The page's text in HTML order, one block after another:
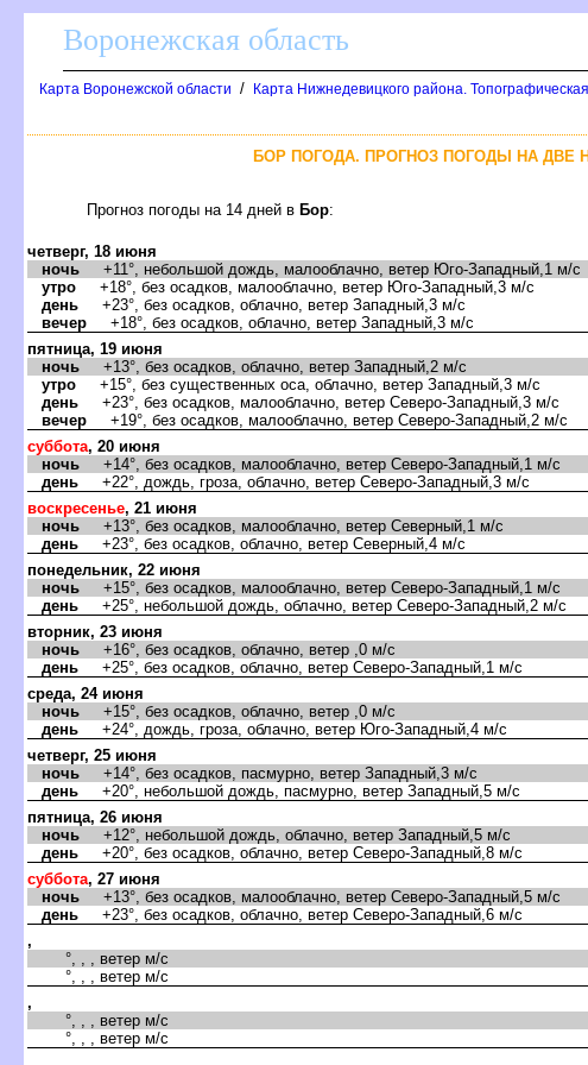
оронежская область
Карта Воронежской области / Карта Нижнедевицкого района.
БОР ПОГОДА. ПРОГНОЗ ПОГОДЫ НА ДВЕ
Прогноз погоды на 14 дней Бор:
четверг, 18 июня
ночь +11°, небольшой дождь, малооблачно, ветер Юго-Западный,1 м/с
утро +18°, без осадков, малооблачно, ветер Юго-Западный,3 м/с
день +23°, без осадков, облачно, ветер Западный,3 м/с
ечер +18°, без осадков, облачно, ветер Западный,3 м/с
пятница, 19 июня
ночь +13°, без осадков, облачно, ветер Западный,2 м/с
утро +15°, без существенных оса, облачно, ветер Западный,3 м/с
день +23°, без осадков, малооблачно, ветер Северо-Западный,3 м/с
ечер +19°, без осадков, малооблачно, ветер Северо-Западный,2 м/с
суббота, 20 июня
ночь +14°, без осадков, малооблачно, ветер Северо-Западный,1 м/с
день +22°, дождь, гроза, облачно, ветер Северо-Западный,3 м/с
оскресенье, 21 июня
ночь +13°, без осадков, малооблачно, ветер Северный,1 м/с
день +23°, без осадков, облачно, ветер Северный,4 м/с
понедельник, 22 июня
ночь +15°, без осадков, малооблачно, ветер Северо-Западный,1 м/с
день +25°, небольшой дождь, облачно, ветер Северо-Западный,2 м/с
торник, 23 июня
ночь +16°, без осадков, облачно, ветер ,0 м/с
день +25°, без осадков, облачно, ветер Северо-Западный,1 м/с
среда, 24 июня
ночь +15°, без осадков, облачно, ветер ,0 м/с
день +24°, дождь, гроза, облачно, ветер Юго-Западный,4 м/с
четверг, 25 июня
ночь +14°, без осадков, пасмурно, ветер Западный,3 м/с
день +20°, небольшой дождь, пасмурно, ветер Западный,5 м/с
пятница, 26 июня
ночь +12°, небольшой дождь, облачно, ветер Западный,5 м/с
день +20°, без осадков, облачно, ветер Северо-Западный,8 м/с
суббота, 27 июня
ночь +13°, без осадков, малооблачно, ветер Северо-Западный,5 м/с
день +23°, без осадков, облачно, ветер Северо-Западный,6 м/с
,
°, , , ветер м/с
°, , , ветер м/с
,
°, , , ветер м/с
°, , , ветер м/с